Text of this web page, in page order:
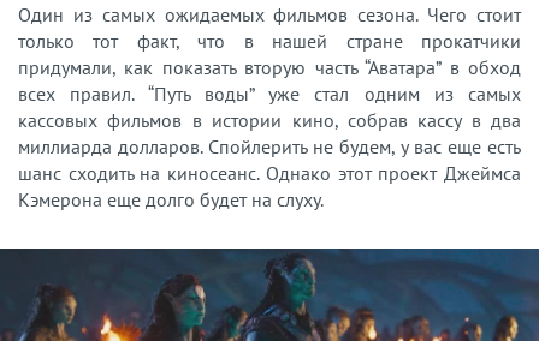
Один из самых ожидаемых фильмов сезона. Чего стоит
только тот факт, что в нашей стране прокатчики
придумали, как показать вторую часть “Аватара” в обход
всех правил. “Путь воды” уже стал одним из самых
кассовых фильмов в истории кино, собрав кассу в два
миллиарда долларов. Спойлерить не будем, у вас еще есть
шанс сходить на киносеанс. Однако этот проект Джеймса
Кэмерона еще долго будет на слуху.